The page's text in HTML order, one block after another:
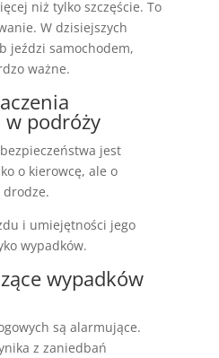
niż tylko szczęście. To
W dzisiejszych
jeździ samochodem,
ważne.
w podróży
jest
o kierowcę, ale o
drodze.
i umiejętności jego
wypadków.
wypadków
są alarmujące.
z zaniedbań